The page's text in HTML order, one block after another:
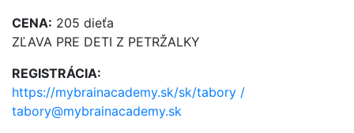
CENA: 205 dieťa
ZĽAVA PRE DETI Z PETRŽALKY
REGISTRÁCIA:
https://mybrainacademy.sk/sk/tabory /
tabory@mybrainacademy.sk